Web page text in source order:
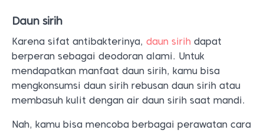
Daun sirih
Karena sifat antibakterinya, daun sirih dapat
berperan sebagai deodoran alami. Untuk
mendapatkan manfaat daun sirih, kamu bisa
mengkonsumsi daun sirih rebusan daun sirih atau
membasuh kulit dengan air daun sirih saat mandi.
Nah, kamu bisa mencoba berbagai perawatan cara